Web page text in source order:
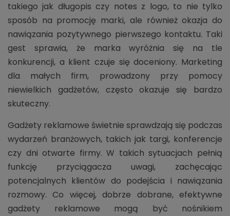
takiego jak długopis czy notes z logo, to nie tylko
sposób na promocję marki, ale również okazja do
nawiązania pozytywnego pierwszego kontaktu. Taki
gest sprawia, że marka wyróżnia się na tle
konkurencji, a klient czuje się doceniony. Marketing
dla małych firm, prowadzony przy pomocy
niewielkich gadżetów, często okazuje się bardzo
skuteczny.
Gadżety reklamowe świetnie sprawdzają się podczas
wydarzeń branżowych, takich jak targi, konferencje
czy dni otwarte firmy. W takich sytuacjach pełnią
funkcję przyciągacza uwagi, zachęcając
potencjalnych klientów do podejścia i nawiązania
rozmowy. Co więcej, dobrze dobrane, efektywne
gadżety reklamowe mogą być nośnikiem